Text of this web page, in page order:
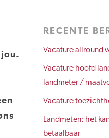
RECENTE
Vacature allround
Vacature hoofd
landmeter /
Vacature
Landmeten: het
betaalbaar